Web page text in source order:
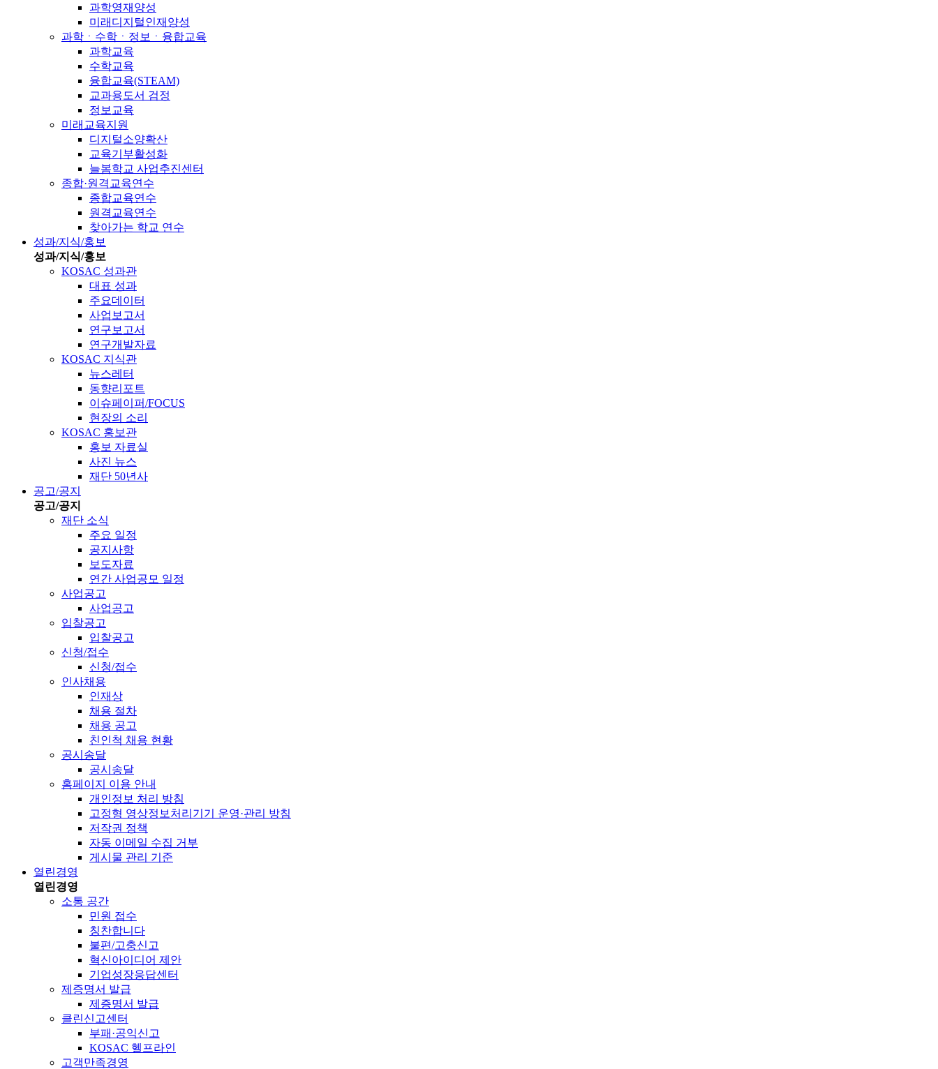
과학영재양성
미래디지털인재양성
과학ㆍ수학ㆍ정보ㆍ융합교육
과학교육
수학교육
융합교육(STEAM)
교과용도서 검정
정보교육
미래교육지원
디지털소양확산
교육기부활성화
늘봄학교 사업추진센터
종합·원격교육연수
종합교육연수
원격교육연수
찾아가는 학교 연수
성과/지식/홍보
성과/지식/홍보
KOSAC 성과관
대표 성과
주요데이터
사업보고서
연구보고서
연구개발자료
KOSAC 지식관
뉴스레터
동향리포트
이슈페이퍼/FOCUS
현장의 소리
KOSAC 홍보관
홍보 자료실
사진 뉴스
재단 50년사
공고/공지
공고/공지
재단 소식
주요 일정
공지사항
보도자료
연간 사업공모 일정
사업공고
사업공고
입찰공고
입찰공고
신청/접수
신청/접수
인사채용
인재상
채용 절차
채용 공고
친인척 채용 현황
공시송달
공시송달
홈페이지 이용 안내
개인정보 처리 방침
고정형 영상정보처리기기 운영·관리 방침
저작권 정책
자동 이메일 수집 거부
게시물 관리 기준
열린경영
열린경영
소통 공간
민원 접수
칭찬합니다
불편/고충신고
혁신아이디어 제안
기업성장응답센터
제증명서 발급
제증명서 발급
클린신고센터
부패·공익신고
KOSAC 헬프라인
고객만족경영